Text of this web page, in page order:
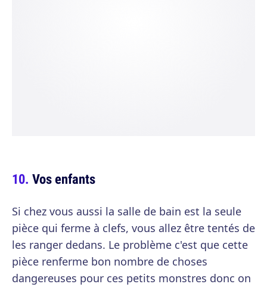
Vos enfants
Si chez vous aussi la salle de bain est la seule
pièce qui ferme à clefs, vous allez être tentés de
les ranger dedans. Le problème c'est que cette
pièce renferme bon nombre de choses
dangereuses pour ces petits monstres donc on